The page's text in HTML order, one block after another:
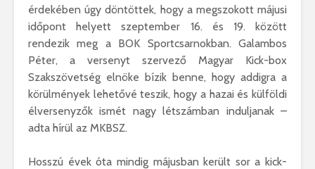
érdekében úgy döntöttek, hogy a megszokott májusi
időpont helyett szeptember 16. és 19. között
rendezik meg a BOK Sportcsarnokban. Galambos
Péter, a versenyt szervező Magyar Kick-box
Szakszövetség elnöke bízik benne, hogy addigra a
körülmények lehetővé teszik, hogy a hazai és külföldi
élversenyzők ismét nagy létszámban induljanak –
adta hírül az MKBSZ.
Hosszú évek óta mindig májusban került sor a kick-